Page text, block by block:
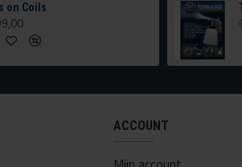
ACCOUNT